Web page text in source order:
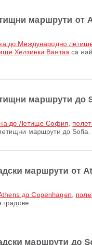
маршрути от
до Международно
Хелзинки Вантаа са
маршрути до
до Летище София
маршрути до Sofia.
маршрути от
до Copenhagen
маршрути до